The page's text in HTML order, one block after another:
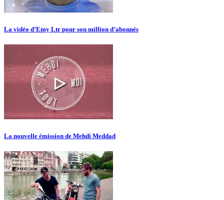
La vidéo d’Emy Ltr pour son million d’abonnés
La nouvelle émission de Mehdi Meddad